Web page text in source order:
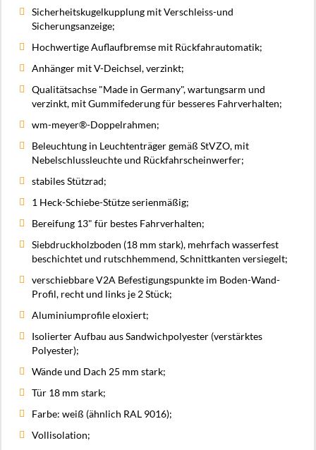
Sicherheitskugelkupplung mit Verschleiss-und
Sicherungsanzeige;
Hochwertige Auflaufbremse mit Rückfahrautomatik;
Anhänger mit V-Deichsel, verzinkt;
Qualitätsachse "Made in Germany", wartungsarm und
verzinkt, mit Gummifederung für besseres Fahrverhalten;
wm-meyer®-Doppelrahmen;
Beleuchtung in Leuchtenträger gemäß StVZO, mit
Nebelschlussleuchte und Rückfahrscheinwerfer;
stabiles Stützrad;
1 Heck-Schiebe-Stütze serienmäßig;
Bereifung 13" für bestes Fahrverhalten;
Siebdruckholzboden (18 mm stark), mehrfach wasserfest
beschichtet und rutschhemmend, Schnittkanten versiegelt;
verschiebbare V2A Befestigungspunkte im Boden-Wand-
Profil, recht und links je 2 Stück;
Aluminiumprofile eloxiert;
Isolierter Aufbau aus Sandwichpolyester (verstärktes
Polyester);
Wände und Dach 25 mm stark;
Tür 18 mm stark;
Farbe: weiß (ähnlich RAL 9016);
Vollisolation;